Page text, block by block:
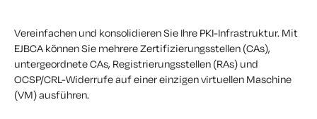
Vereinfachen und konsolidieren Sie Ihre PKI-Infrastruktur. Mit
EJBCA können Sie mehrere Zertifizierungsstellen (CAs),
untergeordnete CAs, Registrierungsstellen (RAs) und
OCSP/CRL-Widerrufe auf einer einzigen virtuellen Maschine
(VM) ausführen.